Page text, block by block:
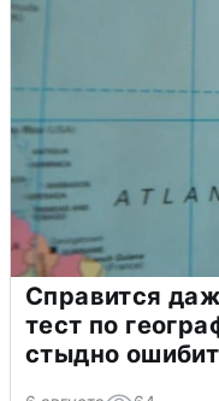
Справится
тест по
стыдно